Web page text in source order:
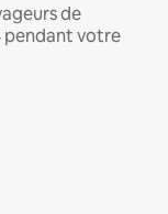
de
pendant votre